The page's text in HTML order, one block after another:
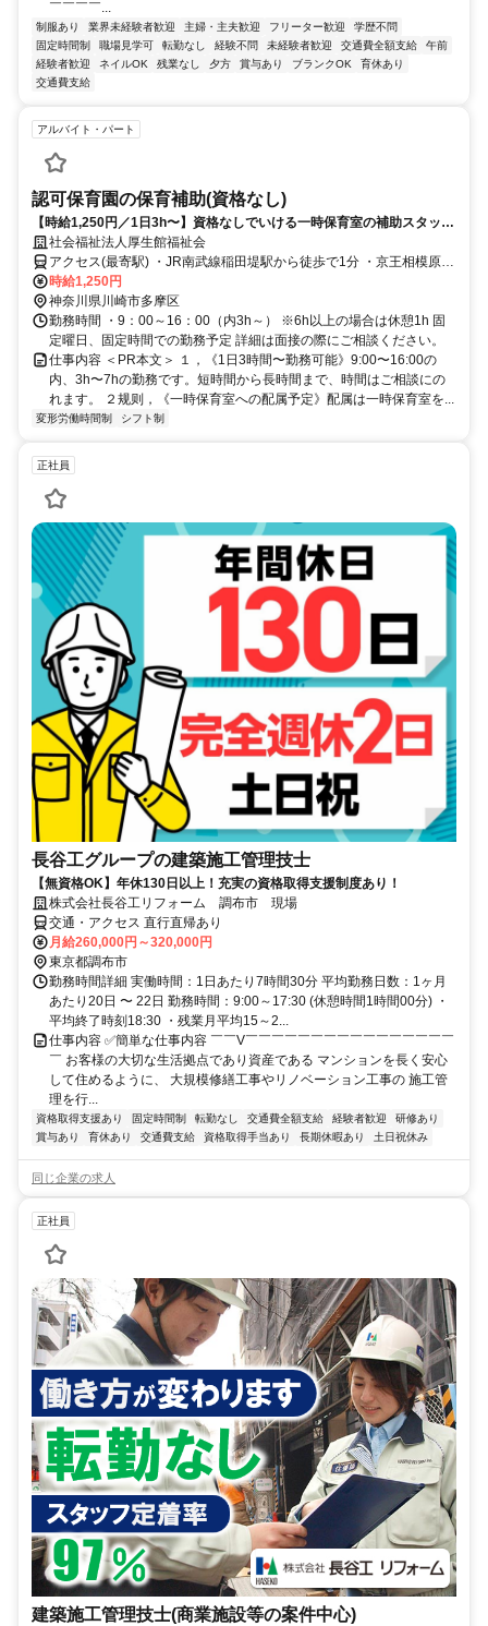
￣￣￣￣...
制服あり 業界未経験者歓迎 主婦・主夫歓迎 フリーター歓迎
学歴不問
固定時間制
職場見学可 転勤なし 経験不問 未経験者歓迎 交通費全額支給
午前
経験者歓迎
ネイルOK 残業なし 夕方 賞与あり ブランクOK
育休あり
交通費支給
アルバイト・パート
認可保育園の保育補助(資格なし)
【時給1,250円／1日3h〜】資格なしでいける一時保育室の補助スタッ
フ。短時間〜長時間まで時間相談可能、駅徒歩1分の認可保育園。
社会福祉法人厚生館福祉会
アクセス(最寄駅) ・JR南武線稲田堤駅から徒歩で1分 ・京王相模原線
京王稲田堤駅から徒歩で5分 ・京王相模原線京王多摩川駅から車で11
分
時給1,250円
神奈川県川崎市多摩区
勤務時間 ・9：00～16：00（内3h～） ※6h以上の場合は休憩1h 固
定曜日、固定時間での勤務予定 詳細は面接の際にご相談ください。
仕事内容 ＜PR本文＞ １，《1日3時間〜勤務可能》9:00〜16:00の
内、3h〜7hの勤務です。短時間から長時間まで、時間はご相談にの
れます。 ２规则，《一時保育室への配属予定》配属は一時保育室を...
変形労働時間制 シフト制
正社員
長谷工グループの建築施工管理技士
【無資格OK】年休130日以上！充実の資格取得支援制度あり！
株式会社長谷工リフォーム 調布市 現場
交通・アクセス 直行直帰あり
月給260,000円～320,000円
東京都調布市
勤務時間詳細 実働時間：1日あたり7時間30分 平均勤務日数：1ヶ月
あたり20日 〜 22日 勤務時間：9:00～17:30 (休憩時間1時間00分) ・
平均終了時刻18:30 ・残業月平均15～2...
仕事内容 ✅簡単な仕事内容 ￣￣V￣￣￣￣￣￣￣￣￣￣￣￣￣￣￣￣
￣ お客様の大切な生活拠点であり資産である マンションを長く安心
して住めるように、 大規模修繕工事やリノベーション工事の 施工管
理を行...
資格取得支援あり 固定時間制 転勤なし 交通費全額支給 経験者歓迎
研修あり
賞与あり
育休あり 交通費支給 資格取得手当あり 長期休暇あり 土日祝休み
同じ企業の求人
正社員
建築施工管理技士(商業施設等の案件中心)